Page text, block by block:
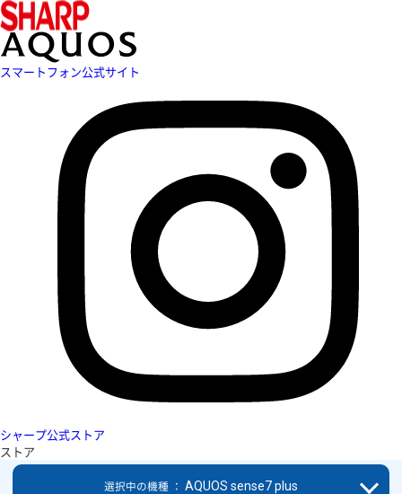
スマートフォン公式サイト
シャープ公式ストア
ストア
選択中の機種 ： AQUOS sense7 plus